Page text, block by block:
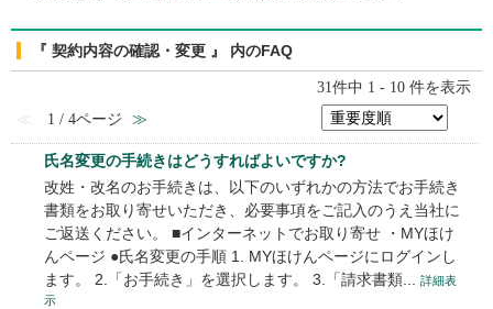
『 契約内容の確認・変更 』 内のFAQ
31件中 1 - 10 件を表示
≪
1 / 4ページ ≫
氏名変更の手続きはどうすればよいですか?
改姓・改名のお手続きは、以下のいずれかの方法でお手続き
書類をお取り寄せいただき、必要事項をご記入のうえ当社に
ご返送ください。 ■インターネットでお取り寄せ ・MYほけ
んページ ●氏名変更の手順 1. MYほけんページにログインし
ます。 2.「お手続き」を選択します。 3.「請求書類...
詳細表
示